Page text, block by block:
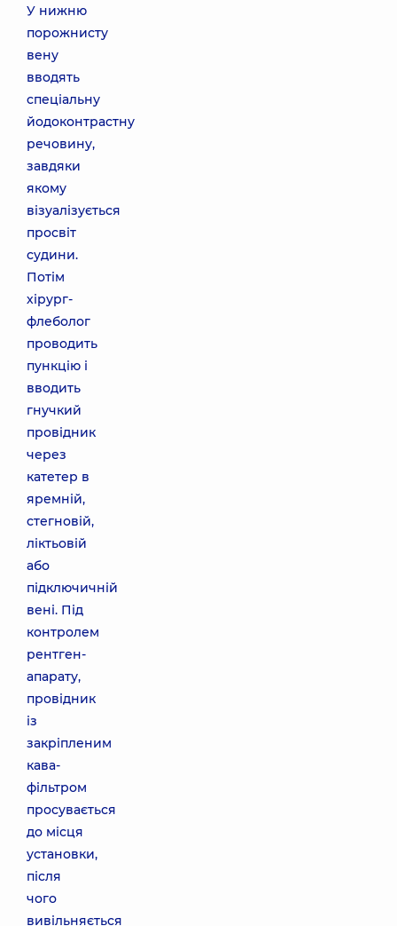
У нижню
порожнисту
вену
вводять
спеціальну
йодоконтрастну
речовину,
завдяки
якому
візуалізується
просвіт
судини.
Потім
хірург-
флеболог
проводить
пункцію і
вводить
гнучкий
провідник
через
катетер в
яремній,
стегновій,
ліктьовій
або
підключичній
вені. Під
контролем
рентген-
апарату,
провідник
із
закріпленим
кава-
фільтром
просувається
до місця
установки,
після
чого
вивільняється